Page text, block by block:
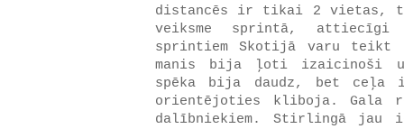
distancēs ir tikai 2 vietas,
veiksme sprintā, attiecīgi
sprintiem Skotijā varu
manis bija ļoti izaicinoši
spēka bija daudz, bet ceļa
orientējoties kliboja. Gala
dalībniekiem. Stirlingā jau